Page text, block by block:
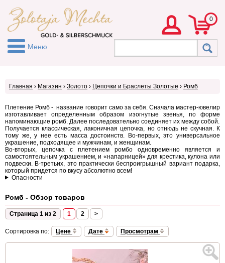
0
Меню
Главная › Магазин › Золото › Цепочки и Браслеты Золотые › Ромб
Плетение Ромб - название говорит само за себя. Сначала мастер-ювелир
изготавливает определенным образом изогнутые звенья, по форме
напоминающие ромб. Далее последовательно соединяет их между собой.
Получается классическая, лаконичная цепочка, но отнюдь не скучная. К
тому же, у нее есть масса достоинств. Во-первых, это универсальное
украшение, подходящее и мужчинам, и женщинам.
Во-вторых, цепочка с плетением ромбо одновременно является и
самостоятельным украшением, и «напарницей» для крестика, кулона или
подвески. В-третьих, это практически беспроигрышный вариант подарка,
который придется по вкусу абсолютно всем!
Опасности
Ромб - Обзор товаров
Страница 1 из 2 1 2 >
Сортировка по: Цене Дате Просмотрам